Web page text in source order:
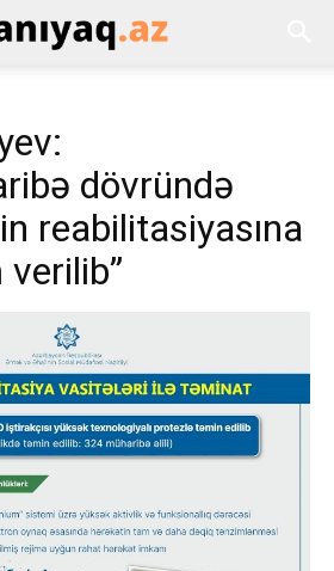
dövründə
reabilitasiyasına